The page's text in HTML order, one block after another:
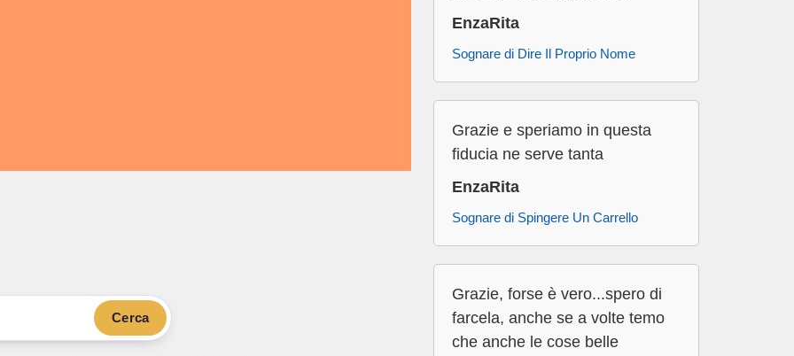
Cerca
EnzaRita
Sognare di Dire Il Proprio Nome
Grazie e speriamo in questa
fiducia ne serve tanta
EnzaRita
Sognare di Spingere Un Carrello
Grazie, forse è vero...spero di
farcela, anche se a volte temo
che anche le cose belle